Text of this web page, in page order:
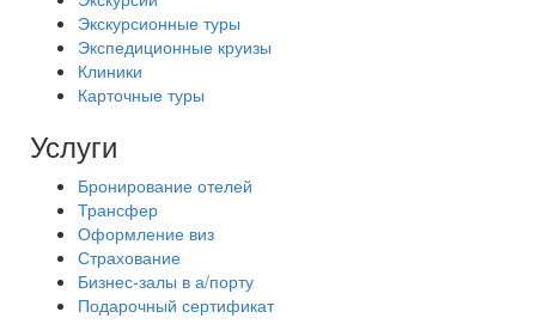
Экскурсионные туры
Экспедиционные круизы
Клиники
Карточные туры
Услуги
Бронирование отелей
Трансфер
Оформление виз
Страхование
Бизнес-залы в а/порту
Подарочный сертификат